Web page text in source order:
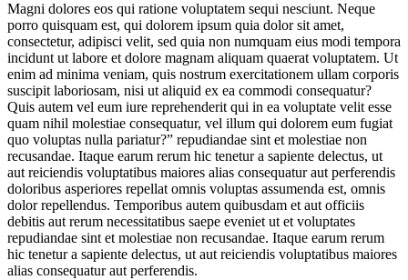
Magni dolores eos qui ratione voluptatem sequi nesciunt. Neque
porro quisquam est, qui dolorem ipsum quia dolor sit amet,
consectetur, adipisci velit, sed quia non numquam eius modi tempora
incidunt ut labore et dolore magnam aliquam quaerat voluptatem. Ut
enim ad minima veniam, quis nostrum exercitationem ullam corporis
suscipit laboriosam, nisi ut aliquid ex ea commodi consequatur?
Quis autem vel eum iure reprehenderit qui in ea voluptate velit esse
quam nihil molestiae consequatur, vel illum qui dolorem eum fugiat
quo voluptas nulla pariatur?” repudiandae sint et molestiae non
recusandae. Itaque earum rerum hic tenetur a sapiente delectus, ut
aut reiciendis voluptatibus maiores alias consequatur aut perferendis
doloribus asperiores repellat omnis voluptas assumenda est, omnis
dolor repellendus. Temporibus autem quibusdam et aut officiis
debitis aut rerum necessitatibus saepe eveniet ut et voluptates
repudiandae sint et molestiae non recusandae. Itaque earum rerum
hic tenetur a sapiente delectus, ut aut reiciendis voluptatibus maiores
alias consequatur aut perferendis.